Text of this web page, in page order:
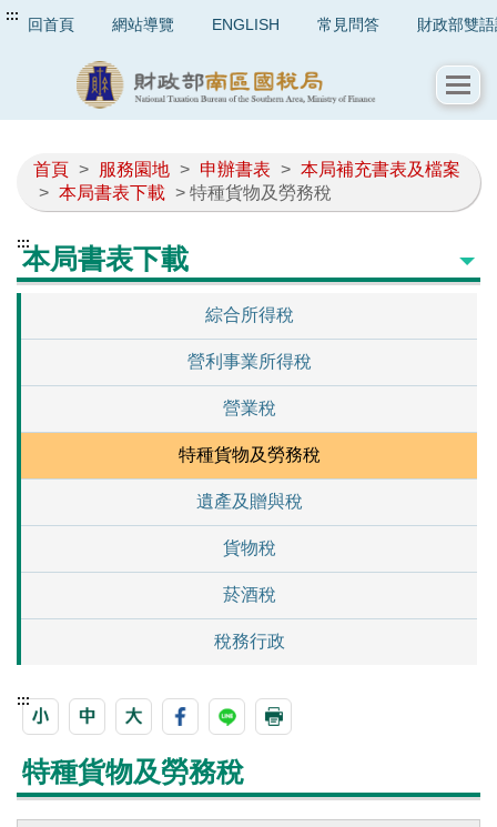
::: 回首頁 網站導覽 ENGLISH 常見問答 財政部雙
首頁 > 服務園地 > 申辦書表 > 本局補充書表及檔案
> 本局書表下載 > 特種貨物及勞務稅
:::本局書表下載
綜合所得稅
營利事業所得稅
營業稅
特種貨物及勞務稅
遺產及贈與稅
貨物稅
菸酒稅
稅務行政
:::
特種貨物及勞務稅